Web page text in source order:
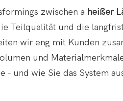
zwischen a heißer
Teilqualität und die
wir eng mit Kunden
und
- und wie Sie das System